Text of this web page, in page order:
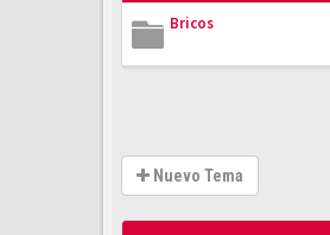
Bricos
Nuevo Tema